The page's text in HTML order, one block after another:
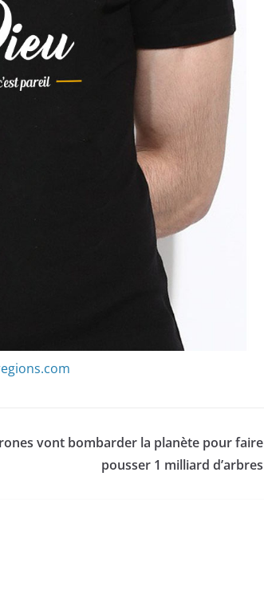
vont bombarder la planète pour faire
pousser 1 milliard d’arbres